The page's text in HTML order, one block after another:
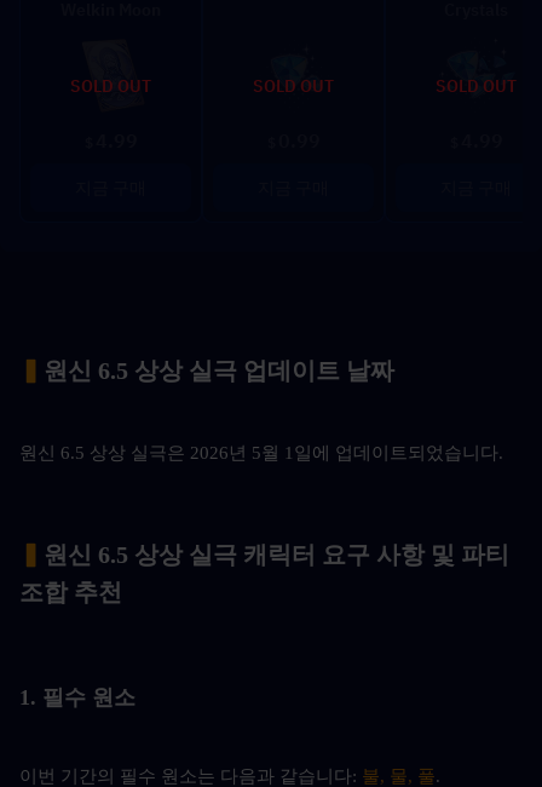
SOLD OUT SOLD OUT SOLD OUT
원신 6.5 상상 실극 업데이트 날짜
원신 6.5 상상 실극은 2026년 5월 1일에 업데이트되었습니다.
원신 6.5 상상 실극 캐릭터 요구 사항 및 파티
조합 추천
1. 필수 원소
이번 기간의 필수 원소는 다음과 같습니다: 불, 물, 풀.